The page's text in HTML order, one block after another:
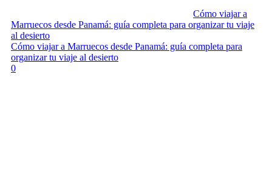
Cómo viajar a
Marruecos desde Panamá: guía completa para organizar tu viaje
al desierto
Cómo viajar a Marruecos desde Panamá: guía completa para
organizar tu viaje al desierto
0